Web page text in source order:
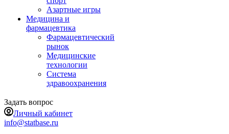
Азартные игры
Медицина и
фармацевтика
Фармацевтический
рынок
Медицинские
технологии
Система
здравоохранения
Задать вопрос
Личный кабинет
info@statbase.ru